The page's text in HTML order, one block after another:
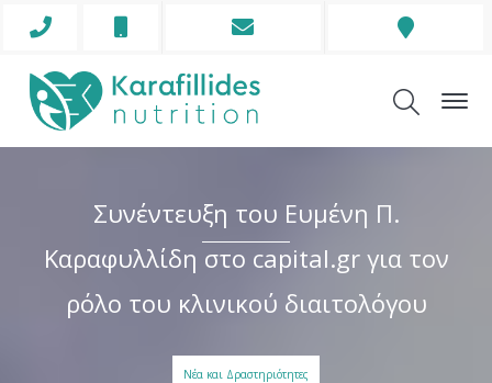
Phone
Envelope
Address
Συνέντευξη του Ευμένη Π.
Καραφυλλίδη στο capital.gr για τον
ρόλο του κλινικού διαιτολόγου
Νέα και Δραστηριότητες